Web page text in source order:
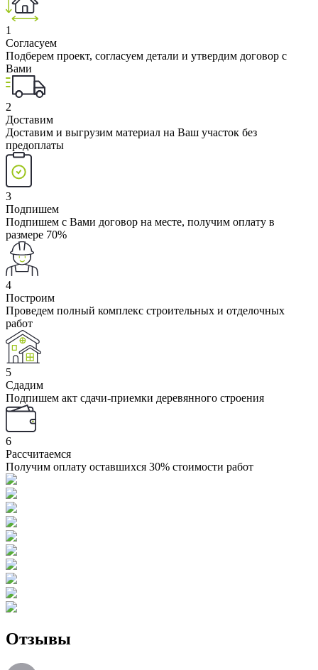
1
Согласуем
Подберем проект, согласуем детали и утвердим договор с
Вами
2
Доставим
Доставим и выгрузим материал на Ваш участок без
предоплаты
3
Подпишем
Подпишем с Вами договор на месте, получим оплату в
размере 70%
4
Построим
Проведем полный комплекс строительных и отделочных
работ
5
Сдадим
Подпишем акт сдачи-приемки деревянного строения
6
Рассчитаемся
Получим оплату оставшихся 30% стоимости работ
Отзывы